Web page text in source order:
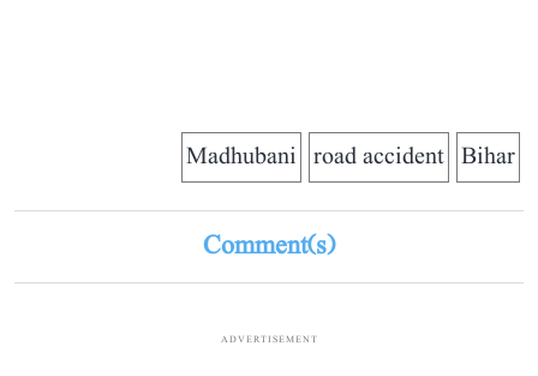
Bihar
road accident
Madhubani
Comment(s)
ADVERTISEMENT